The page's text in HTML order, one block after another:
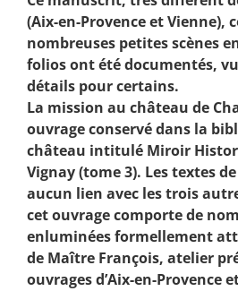
(Aix-en-Provence et Vienne),
nombreuses petites scènes
folios ont été documentés,
détails pour certains.
La mission au château de
ouvrage conservé dans la
château intitulé Miroir
Vignay (tome 3). Les textes
aucun lien avec les trois
cet ouvrage comporte de
enluminées formellement
de Maître François, atelier
ouvrages d’Aix-en-Provence